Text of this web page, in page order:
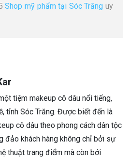
Shop mỹ phẩm tại Sóc Trăng uy
tiệm makeup cô dâu nổi tiếng,
tỉnh Sóc Trăng. Được biết đến là
cô dâu theo phong cách dân tộc
đảo khách hàng không chỉ bởi sự
thuật trang điểm mà còn bởi